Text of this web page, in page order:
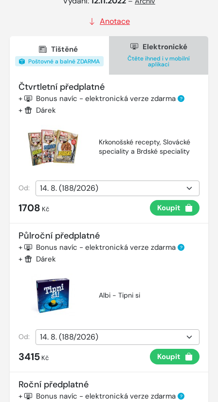
Anotace
Tištěné
Poštovné a balné ZDARMA
Elektronické
Čtěte ihned i v mobilní
aplikaci
Čtvrtletní předplatné
+ Bonus navíc - elektronická verze zdarma ?
+ Dárek
Krkonošské recepty, Slovácké
speciality a Brdské speciality
Od:
1708 Kč Koupit
Půlroční předplatné
+ Bonus navíc - elektronická verze zdarma ?
+ Dárek
Albi - Tipni si
Od:
3415 Kč Koupit
Roční předplatné
+ Bonus navíc - elektronická verze zdarma ?